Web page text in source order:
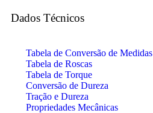
Dados Técnicos
Tabela de Conversão de Medidas
Tabela de Roscas
Tabela de Torque
Conversão de Dureza
Tração e Dureza
Propriedades Mecânicas